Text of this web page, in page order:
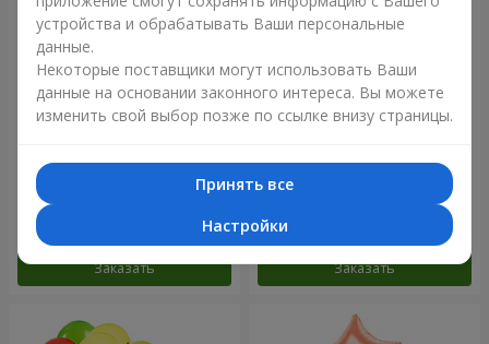
Коллекция шариков
"Веселый День Рождения" -
7 шариков
Заказать
Микс гелиевых шариков
"Поздравление!"
Заказать
устройства и обрабатывать Ваши персональные
данные.
Некоторые поставщики могут использовать Ваши
данные на основании законного интереса. Вы можете
изменить свой выбор позже по ссылке внизу страницы.
Принять все
Настройки